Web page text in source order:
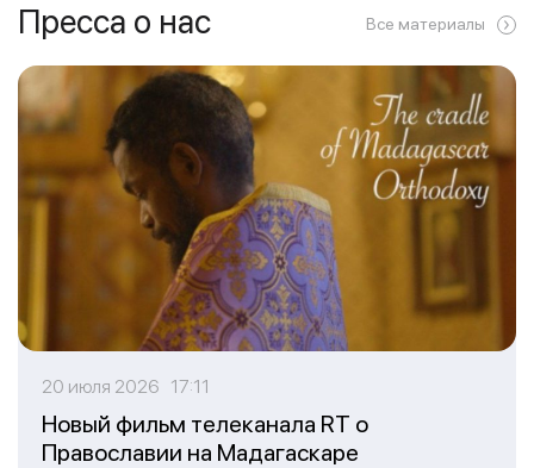
Пресса о нас Все материалы
20 июля 2026 17:11
Новый фильм телеканала RT о
Православии на Мадагаскаре